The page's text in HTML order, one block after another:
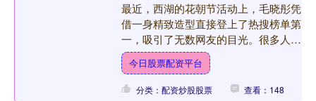
最近，西湖的花朝节活动上，毛晓彤凭
借一身精致造型直接登上了热搜榜单第
一，吸引了无数网友的目光。很多人点
进去，看到她的生图后直接被她的气质
和美貌震撼，久久无法回神....
今日股票配资平台
分类：配资炒股股票 查看：148